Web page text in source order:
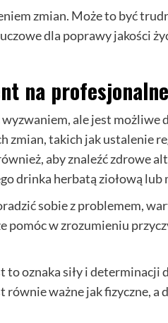
zmian. Może to być
dla poprawy jakości
na
ale jest możliwe
zmian, takich jak ustalenie
aby znaleźć zdrowe
drinka herbatą ziołową lub
sobie z problemem,
pomóc w zrozumieniu
to oznaka siły i determinacji
ważne jak fizyczne, a